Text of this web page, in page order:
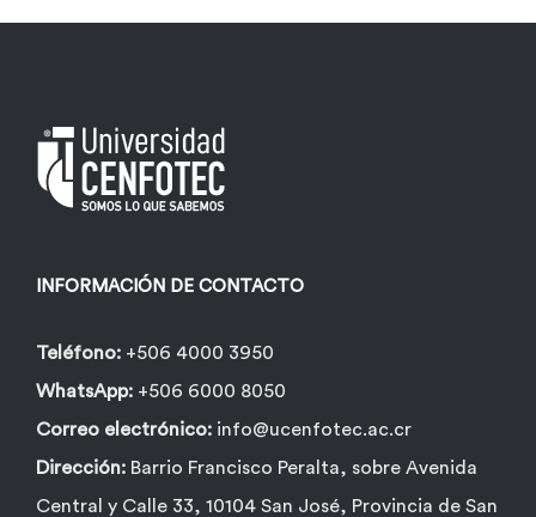
INFORMACIÓN DE CONTACTO
Teléfono: +506 4000 3950
WhatsApp: +506 6000 8050
Correo electrónico: info@ucenfotec.ac.cr
Dirección: Barrio Francisco Peralta, sobre Avenida
Central y Calle 33, 10104 San José, Provincia de San